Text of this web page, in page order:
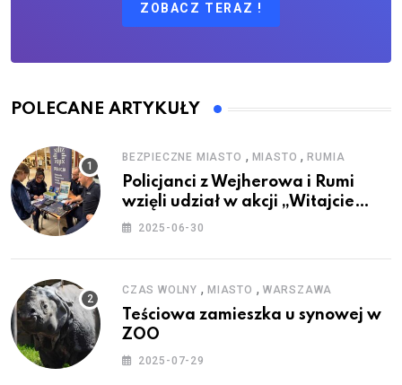
ZOBACZ TERAZ !
POLECANE ARTYKUŁY
BEZPIECZNE MIASTO , MIASTO ,RUMIA
Policjanci z Wejherowa i Rumi
wzięli udział w akcji „Witajcie
Wakacje”
2025-06-30
CZAS WOLNY , MIASTO , WARSZAWA
Teściowa zamieszka u synowej w
ZOO
2025-07-29